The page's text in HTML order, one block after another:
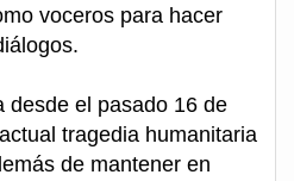
voceros para hacer
desde el pasado 16 de
tragedia humanitaria
de mantener en